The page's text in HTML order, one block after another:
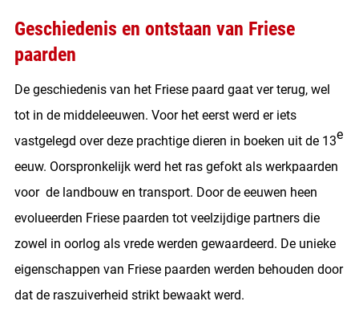
Geschiedenis en ontstaan van Friese
paarden
De geschiedenis van het Friese paard gaat ver terug, wel
tot in de middeleeuwen. Voor het eerst werd er iets
vastgelegd over deze prachtige dieren in boeken uit de 13e
eeuw. Oorspronkelijk werd het ras gefokt als werkpaarden
voor de landbouw en transport. Door de eeuwen heen
evolueerden Friese paarden tot veelzijdige partners die
zowel in oorlog als vrede werden gewaardeerd. De unieke
eigenschappen van Friese paarden werden behouden door
dat de raszuiverheid strikt bewaakt werd.